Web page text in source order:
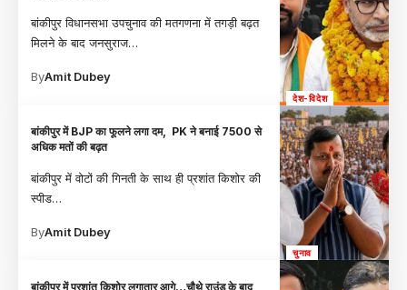
देश-विदेश
बांकीपुर विधानसभा उपचुनाव की मतगणना में तगड़ी बढ़त
मिलने के बाद जनसुराज…
ByAmit Dubey
चुनाव
बांकीपुर में BJP का फूलने लगा दम, PK ने बनाई 7500 से
अधिक मतों की बढ़त
बांकीपुर में वोटों की गिनती के साथ ही प्रशांत किशोर की
स्पीड…
ByAmit Dubey
बांकीपुर में प्रशांत किशोर लगातार आगे…चौथे राउंड के बाद